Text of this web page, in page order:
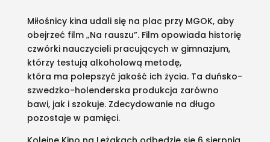
Miłośnicy kina udali się na plac przy MGOK, aby
obejrzeć film „Na rauszu”. Film opowiada historię
czwórki nauczycieli pracujących w gimnazjum,
którzy testują alkoholową metodę,
która ma polepszyć jakość ich życia. Ta duńsko-
szwedzko-holenderska produkcja zarówno
bawi, jak i szokuje. Zdecydowanie na długo
pozostaje w pamięci.